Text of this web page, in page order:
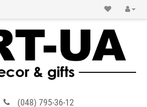
(048) 795-36-12